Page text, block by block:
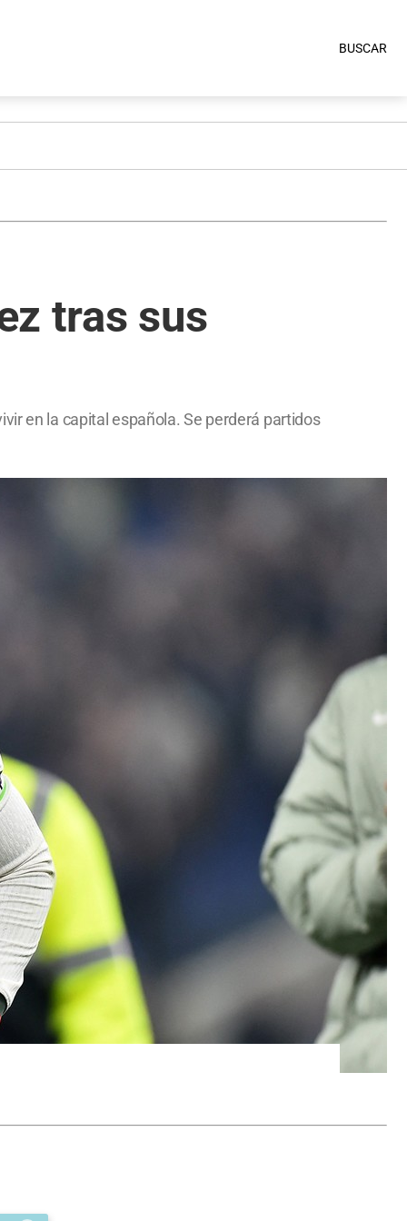
BUSCAR
tras sus
en la capital española. Se perderá partidos